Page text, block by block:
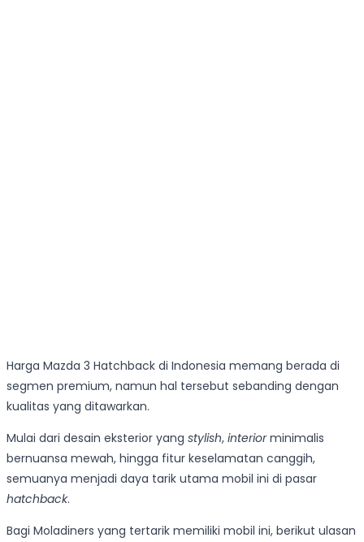
Harga Mazda 3 Hatchback di Indonesia memang berada di
segmen premium, namun hal tersebut sebanding dengan
kualitas yang ditawarkan.
Mulai dari desain eksterior yang stylish, interiorminimalis
bernuansa mewah, hingga fitur keselamatan canggih,
semuanya menjadi daya tarik utama mobil ini di pasar
hatchback.
Bagi Moladiners yang tertarik memiliki mobil ini, berikut ulasan